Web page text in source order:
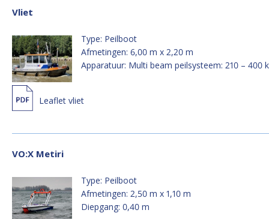
Vliet
Type: Peilboot
Afmetingen: 6,00 m x 2,20 m
Apparatuur: Multi beam peilsysteem: 210 – 400
Leaflet vliet
VO:X Metiri
Type: Peilboot
Afmetingen: 2,50 m x 1,10 m
Diepgang: 0,40 m